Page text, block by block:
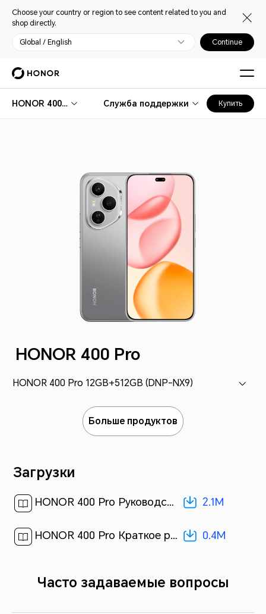
Choose your country or region to see content related to you and
shop directly.
Global / English Continue
HONOR 400 Pro Служба поддержки Купить
HONOR 400 Pro
HONOR 400 Pro 12GB+512GB (DNP-NX9)
Больше продуктов
Загрузки
HONOR 400 Pro Руководство пользователя-(MagicOS 9.0_02,ru)[ 2.1M ] 2.1M
HONOR 400 Pro Краткое руководство пользователя-(Magic OS 9.0_01,DNP-NX9,ru)[ 0.4M ] 0.4M
Часто задаваемые вопросы